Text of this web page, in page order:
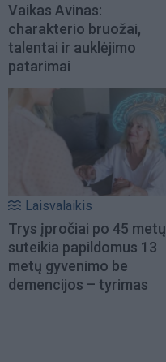
Vaikas Avinas:
charakterio bruožai,
talentai ir auklėjimo
patarimai
Laisvalaikis
Trys įpročiai po 45 metų
suteikia papildomus 13
metų gyvenimo be
demencijos – tyrimas